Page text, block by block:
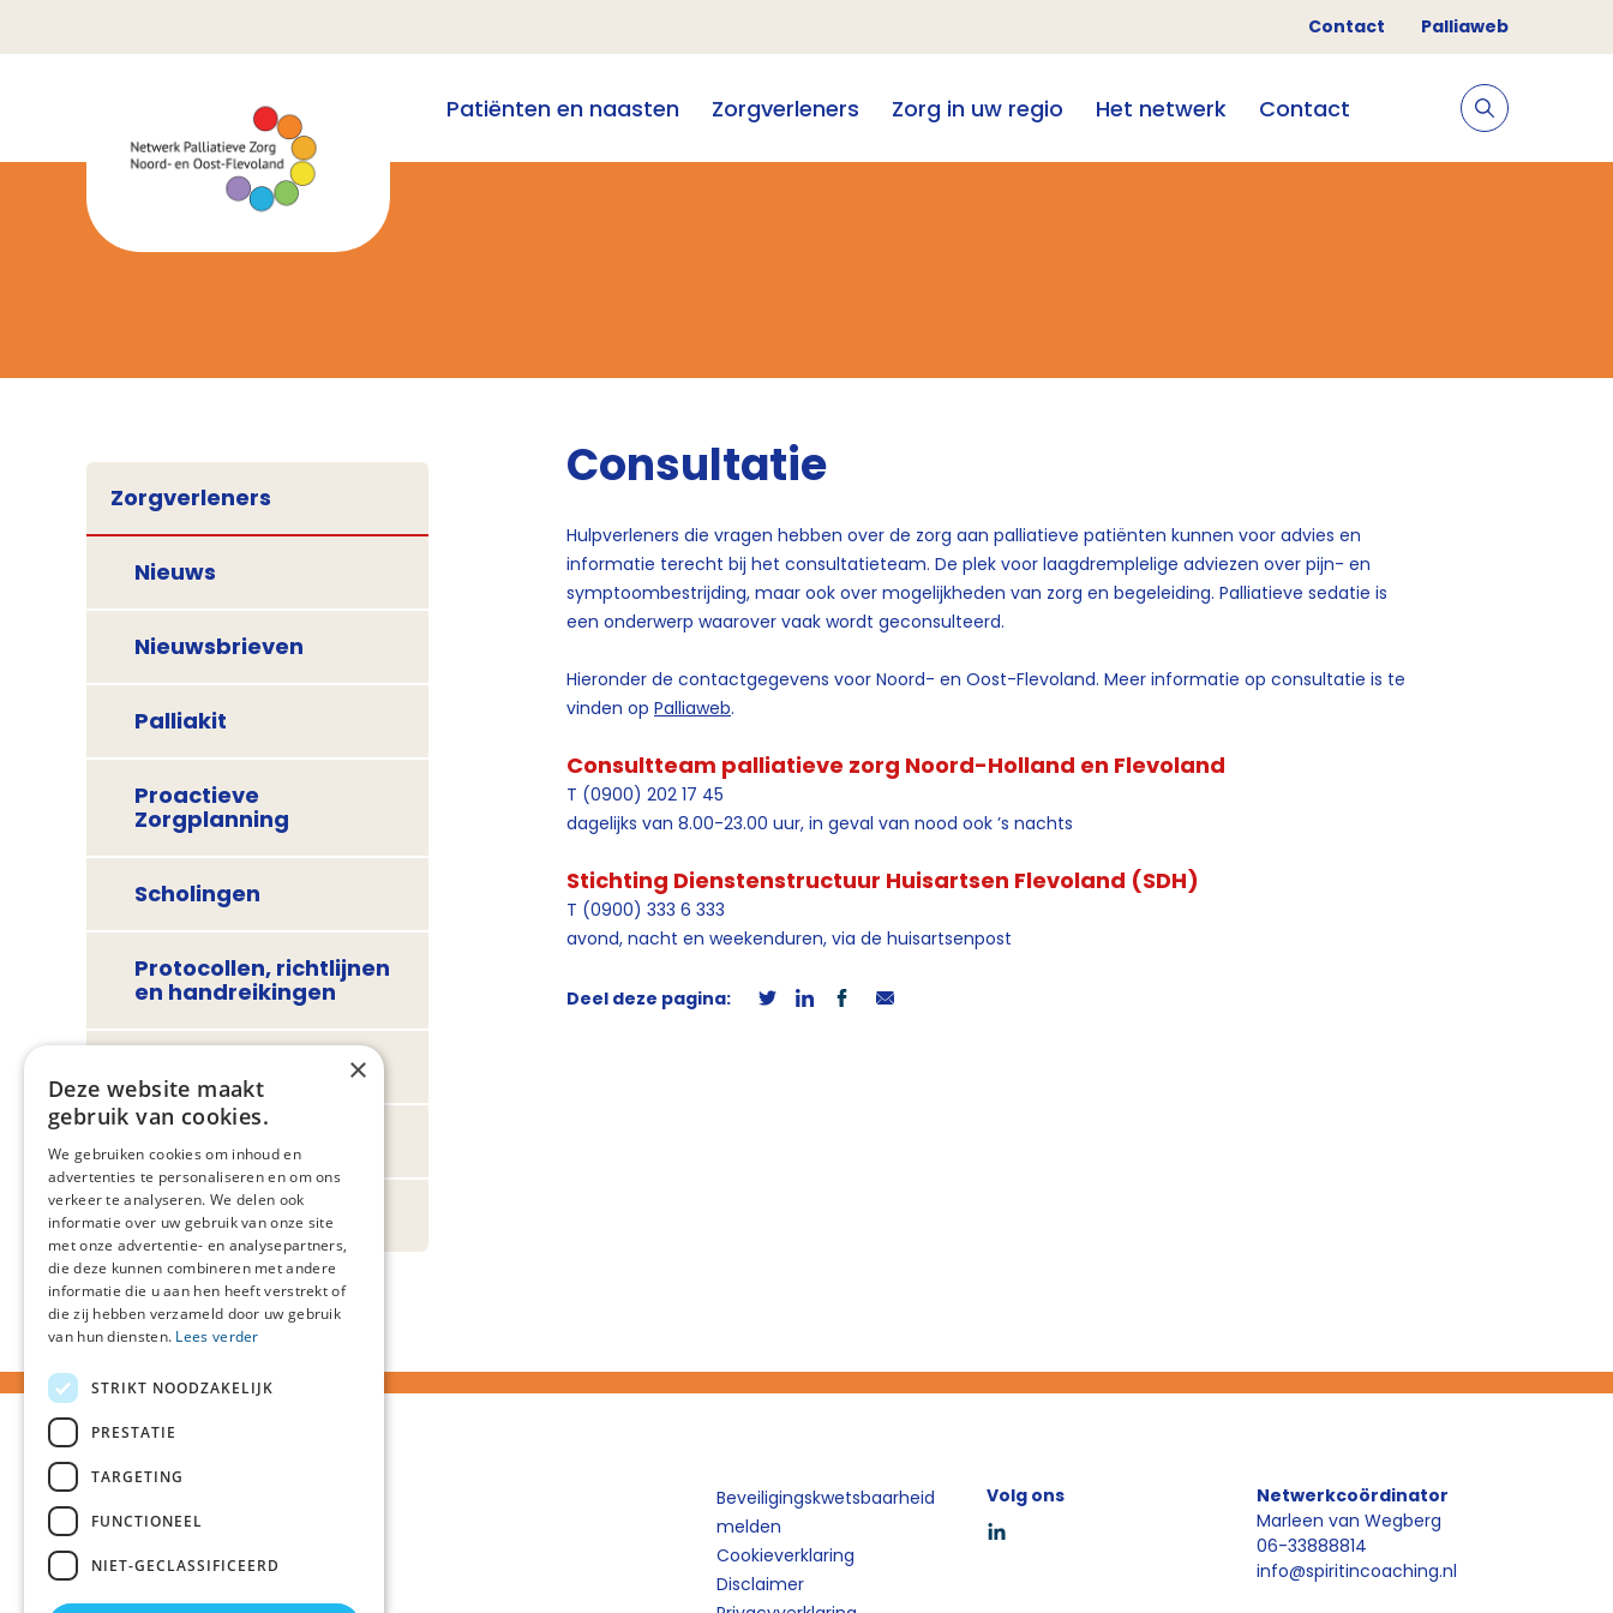
Contact Palliaweb
Patiënten en naasten Zorgverleners Zorg in uw regio Het netwerk Contact
Zorgverleners
Nieuws
Nieuwsbrieven
Palliakit
Proactieve
Zorgplanning
Scholingen
Protocollen, richtlijnen
en handreikingen
Veelgestelde vragen
Projecten
Consultatie
Hulpverleners die vragen hebben over de zorg aan palliatieve patiënten kunnen voor advies en
informatie terecht bij het consultatieteam. De plek voor laagdremplelige adviezen over pijn- en
symptoombestrijding, maar ook over mogelijkheden van zorg en begeleiding. Palliatieve sedatie is
een onderwerp waarover vaak wordt geconsulteerd.
Hieronder de contactgegevens voor Noord- en Oost-Flevoland. Meer informatie op consultatie is te
vinden op Palliaweb.
Consultteam palliatieve zorg Noord-Holland en Flevoland
T (0900) 202 17 45
dagelijks van 8.00-23.00 uur, in geval van nood ook ’s nachts
Stichting Dienstenstructuur Huisartsen Flevoland (SDH)
T (0900) 333 6 333
avond, nacht en weekenduren, via de huisartsenpost
Deel deze pagina:
Beveiligingskwetsbaarheid
melden
Cookieverklaring
Disclaimer
Volg ons
Netwerkcoördinator
Marleen van Wegberg
06-33888814
info@spiritincoaching.nl
×
Deze website maakt
gebruik van cookies.
We gebruiken cookies om inhoud en
advertenties te personaliseren en om ons
verkeer te analyseren. We delen ook
informatie over uw gebruik van onze site
met onze advertentie- en analysepartners,
die deze kunnen combineren met andere
informatie die u aan hen heeft verstrekt of
die zij hebben verzameld door uw gebruik
van hun diensten. Lees verder
STRIKT NOODZAKELIJK
PRESTATIE
TARGETING
FUNCTIONEEL
NIET-GECLASSIFICEERD